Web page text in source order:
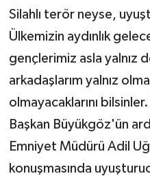
Silahlı terör neyse,
Ülkemizin aydınlık
gençlerimiz asla yalnız
arkadaşlarım yalnız
olmayacaklarını
Başkan Büyükgöz'ün
Emniyet Müdürü Adil
konuşmasında